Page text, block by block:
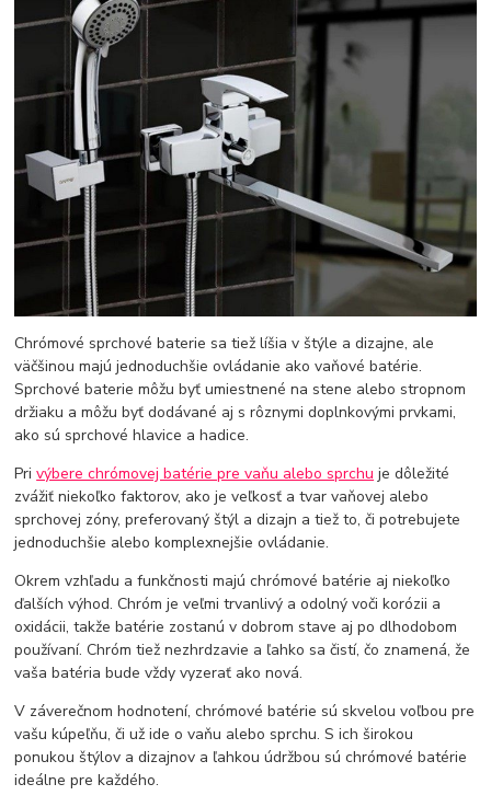
Chrómové sprchové baterie sa tiež líšia v štýle a dizajne, ale
väčšinou majú jednoduchšie ovládanie ako vaňové batérie.
Sprchové baterie môžu byť umiestnené na stene alebo stropnom
držiaku a môžu byť dodávané aj s rôznymi doplnkovými prvkami,
ako sú sprchové hlavice a hadice.
Privýbere chrómovej batérie pre vaňu alebo sprchu je dôležité
zvážiť niekoľko faktorov, ako je veľkosť a tvar vaňovej alebo
sprchovej zóny, preferovaný štýl a dizajn a tiež to, či potrebujete
jednoduchšie alebo komplexnejšie ovládanie.
Okrem vzhľadu a funkčnosti majú chrómové batérie aj niekoľko
ďalších výhod. Chróm je veľmi trvanlivý a odolný voči korózii a
oxidácii, takže batérie zostanú v dobrom stave aj po dlhodobom
používaní. Chróm tiež nezhrdzavie a ľahko sa čistí, čo znamená, že
vaša batéria bude vždy vyzerať ako nová.
V záverečnom hodnotení, chrómové batérie sú skvelou voľbou pre
vašu kúpeľňu, či už ide o vaňu alebo sprchu. S ich širokou
ponukou štýlov a dizajnov a ľahkou údržbou sú chrómové batérie
ideálne pre každého.